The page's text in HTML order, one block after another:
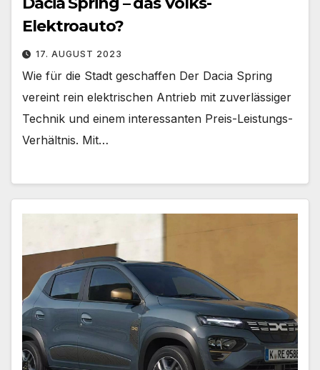
Elektroauto?
17. AUGUST 2023
Wie für die Stadt geschaffen Der Dacia Spring
vereint rein elektrischen Antrieb mit zuverlässiger
Technik und einem interessanten Preis-Leistungs-
Verhältnis. Mit…